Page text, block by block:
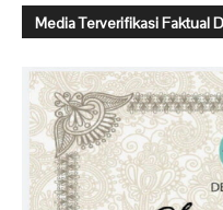
Media Terverifikasi Faktual